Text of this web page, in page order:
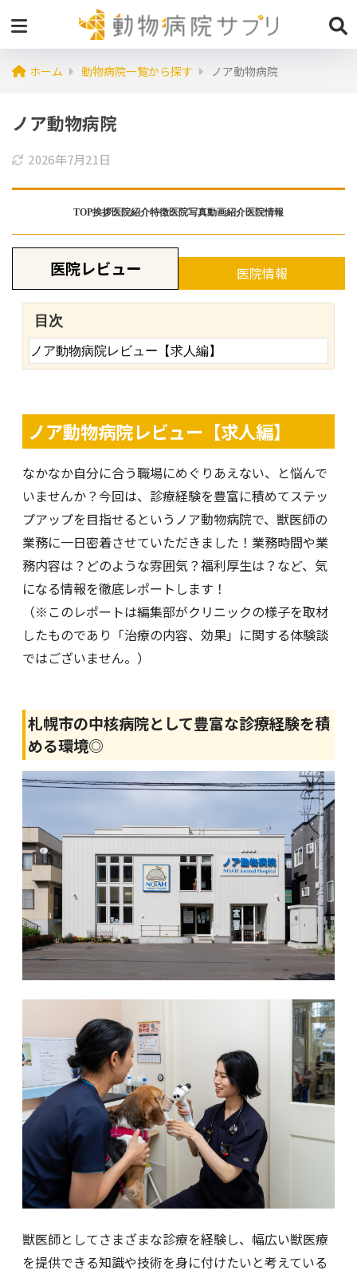
ホーム 動物病院一覧から探す ノア動物病院
ノア動物病院
2026年7月21日
TOP挨拶医院紹介特徴医院写真動画紹介医院情報
医院レビュー 医院情報
目次
ノア動物病院レビュー【求人編】
ノア動物病院レビュー【求人編】
なかなか自分に合う職場にめぐりあえない、と悩んで
いませんか？今回は、診療経験を豊富に積めてステッ
プアップを目指せるというノア動物病院で、獣医師の
業務に一日密着させていただきました！業務時間や業
務内容は？どのような雰囲気？福利厚生は？など、気
になる情報を徹底レポートします！
（※このレポートは編集部がクリニックの様子を取材
したものであり「治療の内容、効果」に関する体験談
ではございません。）
札幌市の中核病院として豊富な診療経験を積
める環境◎
獣医師としてさまざまな診療を経験し、幅広い獣医療
を提供できる知識や技術を身に付けたいと考えている